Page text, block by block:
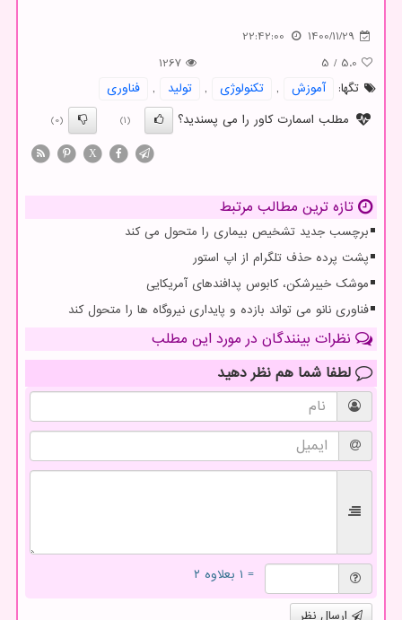
1400/11/29
22:42:00
5.0
/
5
1267
تگها:
آموزش , تكنولوژی , تولید ,
فناوری
مطلب اسمارت کاور را می پسندید؟
(1)
(0)
X
تازه ترین مطالب مرتبط
برچسب جدید تشخیص بیماری را متحول می کند
پشت پرده حذف تلگرام از اپ استور
موشک خیبرشکن، کابوس پدافندهای آمریکایی
فناوری نانو می تواند بازده و پایداری نیروگاه ها را متحول کند
نظرات بینندگان در مورد این مطلب
لطفا شما هم نظر دهید
= ۱ بعلاوه ۲
ارسال نظر